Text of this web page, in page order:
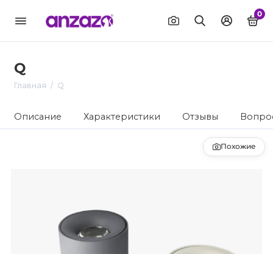
0
Q
Главная Q
Описание Характеристики Отзывы
Похожие